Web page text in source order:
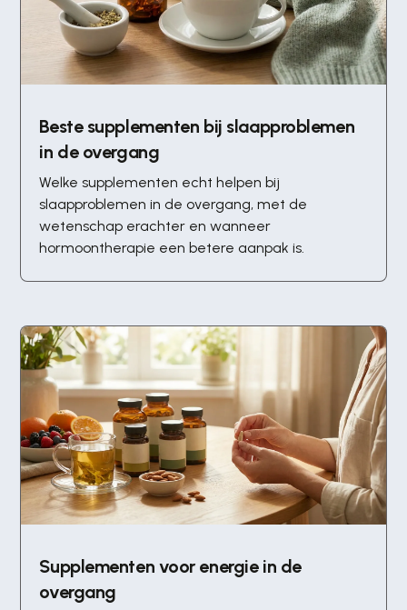
Beste supplementen bij slaapproblemen
in de overgang
Welke supplementen echt helpen bij
slaapproblemen in de overgang, met de
wetenschap erachter en wanneer
hormoontherapie een betere aanpak is.
Supplementen voor energie in de
overgang